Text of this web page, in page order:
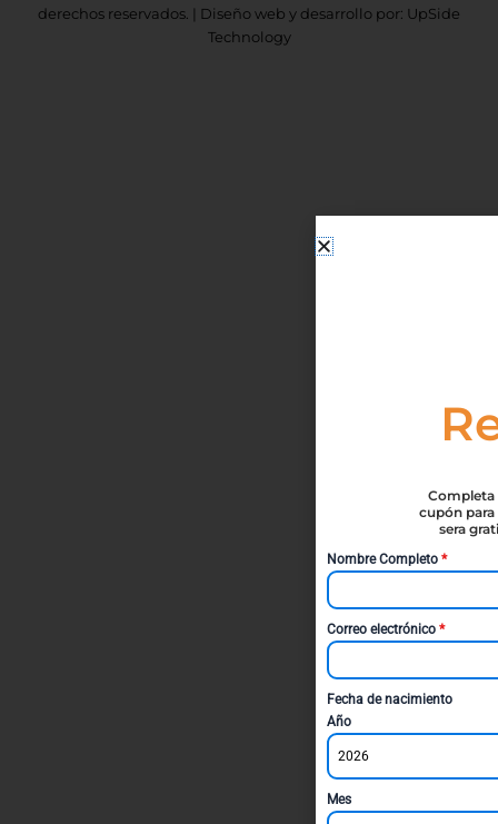
derechos reservados. | Diseño web y desarrollo por: UpSide
Technology
Completa
cupón para
sera
Nombre Completo *
Correo electrónico *
Fecha de nacimiento
Año
2026
Mes